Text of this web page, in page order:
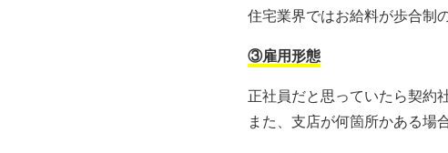
住宅業界ではお給料が歩合制
③雇用形態
正社員だと思っていたら契約
また、支店が何箇所かある場